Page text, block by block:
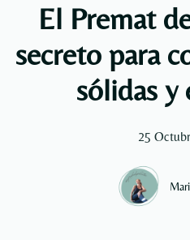
El Premat
secreto para
sólidas y
25